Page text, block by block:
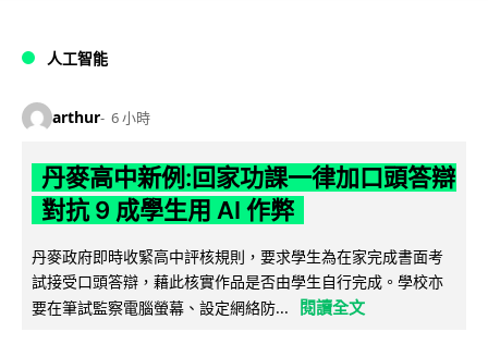
人工智能
arthur 6 小時
丹麥高中新例:回家功課一律加口頭答辯
對抗 9 成學生用 AI 作弊
丹麥政府即時收緊高中評核規則，要求學生為在家完成書面考
試接受口頭答辯，藉此核實作品是否由學生自行完成。學校亦
要在筆試監察電腦螢幕、設定網絡防...
閱讀全文